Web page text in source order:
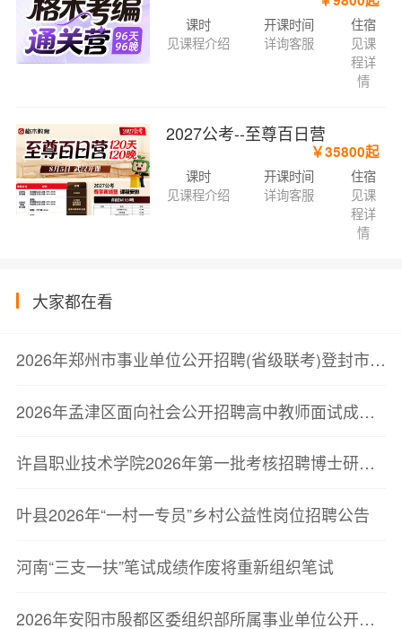
课时
见课程介绍
开课时间
详询客服
住宿
见课
程详
情
2027公考--至尊百日营
￥35800起
课时
见课程介绍
开课时间
详询客服
住宿
见课
程详
情
大家都在看
2026年郑州市事业单位公开招聘(省级联考)登封市岗位总成绩公告
2026年孟津区面向社会公开招聘高中教师面试成绩、总成绩及体检公告
许昌职业技术学院2026年第一批考核招聘博士研究生拟聘用人员名单公示
叶县2026年“一村一专员”乡村公益性岗位招聘公告
河南“三支一扶”笔试成绩作废将重新组织笔试
2026年安阳市殷都区委组织部所属事业单位公开选调工作人员岗位核减公告